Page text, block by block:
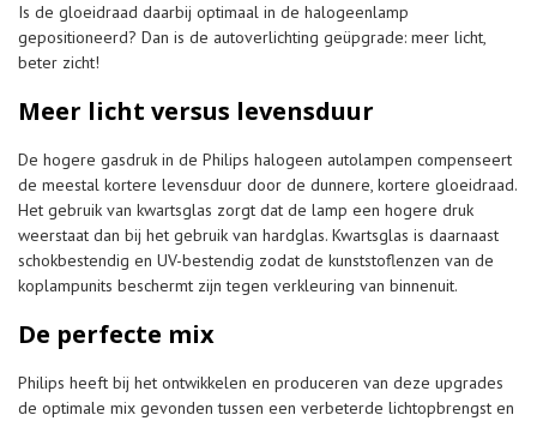
Is de gloeidraad daarbij optimaal in de halogeenlamp
gepositioneerd? Dan is de autoverlichting geüpgrade: meer licht,
beter zicht!
Meer licht versus levensduur
De hogere gasdruk in de Philips halogeen autolampen compenseert
de meestal kortere levensduur door de dunnere, kortere gloeidraad.
Het gebruik van kwartsglas zorgt dat de lamp een hogere druk
weerstaat dan bij het gebruik van hardglas. Kwartsglas is daarnaast
schokbestendig en UV-bestendig zodat de kunststoflenzen van de
koplampunits beschermt zijn tegen verkleuring van binnenuit.
De perfecte mix
Philips heeft bij het ontwikkelen en produceren van deze upgrades
de optimale mix gevonden tussen een verbeterde lichtopbrengst en